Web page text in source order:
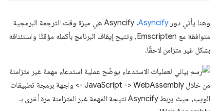
وهنا يأتي دور Asyncify
. ‫Asyncify هي ميزة وقت الترجمة البرمجية
متوافقة مع Emscripten، وتتيح إيقاف البرنامج بأكمله مؤقتًا واستئنافه
بشكل غير متزامن لاحقًا.